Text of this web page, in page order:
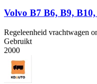
Volvo B7 B6, B9, B10,
Regeleenheid vrachtwagen
Gebruikt
2000